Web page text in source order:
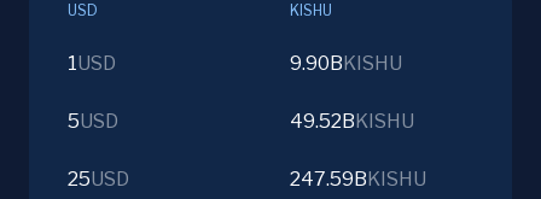
USD KISHU
1USD 9.90B KISHU
5USD 49.52B KISHU
25USD 247.59B KISHU